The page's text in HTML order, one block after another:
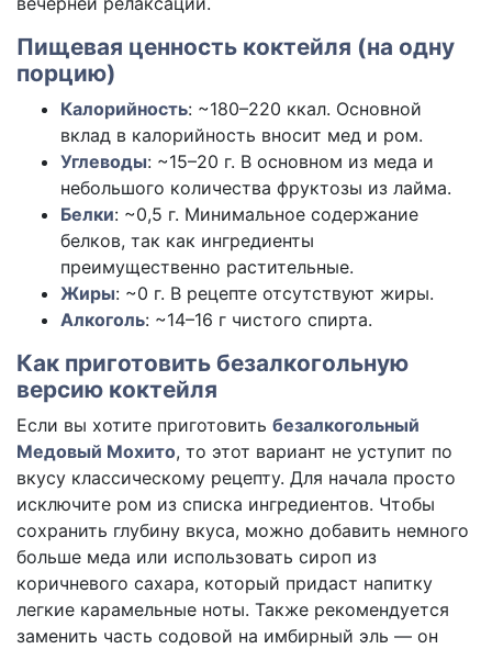
Пищевая ценность коктейля (на одну
порцию)
Калорийность: ~180–220 ккал. Основной
вклад в калорийность вносит мед и ром.
Углеводы: ~15–20 г. В основном из меда и
небольшого количества фруктозы из лайма.
Белки: ~0,5 г. Минимальное содержание
белков, так как ингредиенты
преимущественно растительные.
Жиры: ~0 г. В рецепте отсутствуют жиры.
Алкоголь: ~14–16 г чистого спирта.
Как приготовить безалкогольную
версию коктейля
Если вы хотите приготовить безалкогольный
Медовый Мохито, то этот вариант не уступит по
вкусу классическому рецепту. Для начала просто
исключите ром из списка ингредиентов. Чтобы
сохранить глубину вкуса, можно добавить немного
больше меда или использовать сироп из
коричневого сахара, который придаст напитку
легкие карамельные ноты. Также рекомендуется
заменить часть содовой на имбирный эль — он